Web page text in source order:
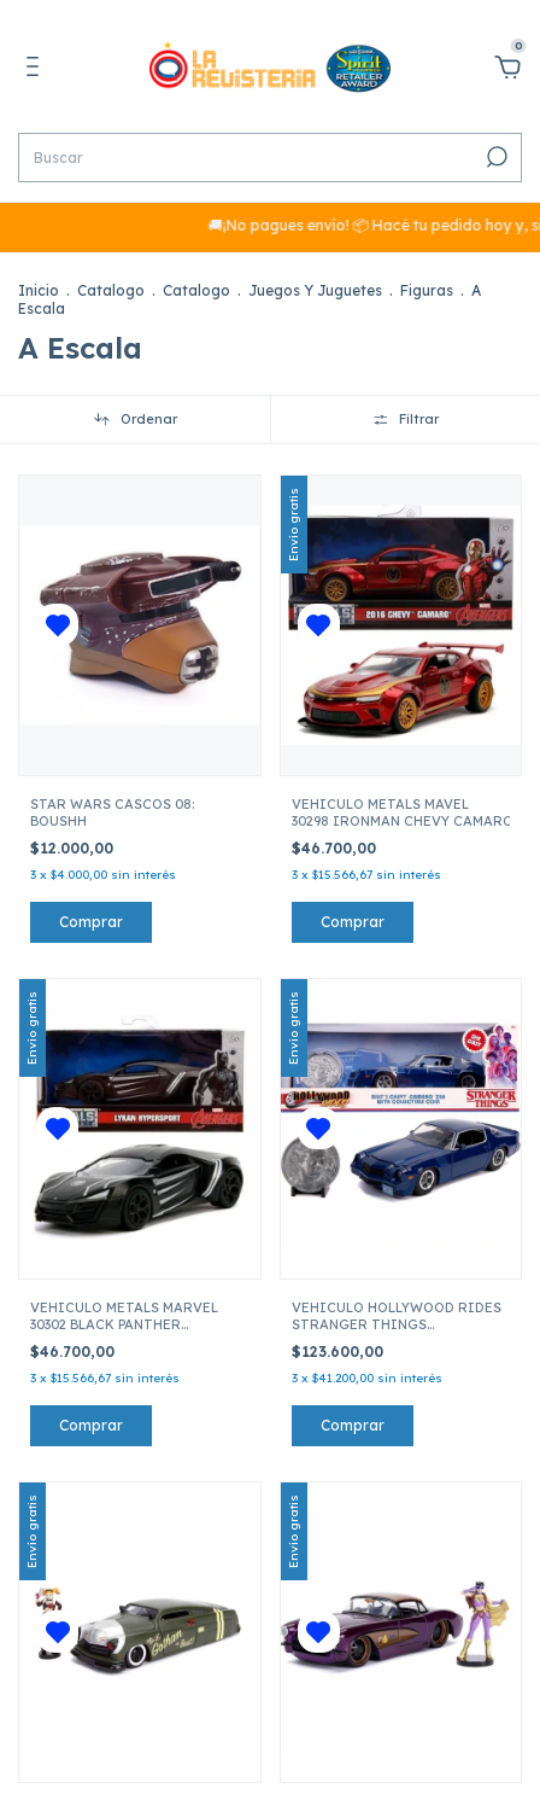
0
🚚¡No pagues envío! 📦 Hacé tu pedido hoy y, si
Inicio . Catalogo . Catalogo . Juegos Y Juguetes . Figuras . A
Escala
A Escala
Ordenar Filtrar
STAR WARS CASCOS 08:
BOUSHH
$12.000,00
3 x $4.000,00 sin interés
Envío gratis
VEHICULO METALS MAVEL
30298 IRONMAN CHEVY CAMARO SS
$46.700,00
3 x $15.566,67 sin interés
Envío gratis
VEHICULO METALS MARVEL
30302 BLACK PANTHER
$46.700,00
3 x $15.566,67 sin interés
Envío gratis
VEHICULO HOLLYWOOD RIDES
STRANGER THINGS
$123.600,00
3 x $41.200,00 sin interés
Envío gratis Envío gratis